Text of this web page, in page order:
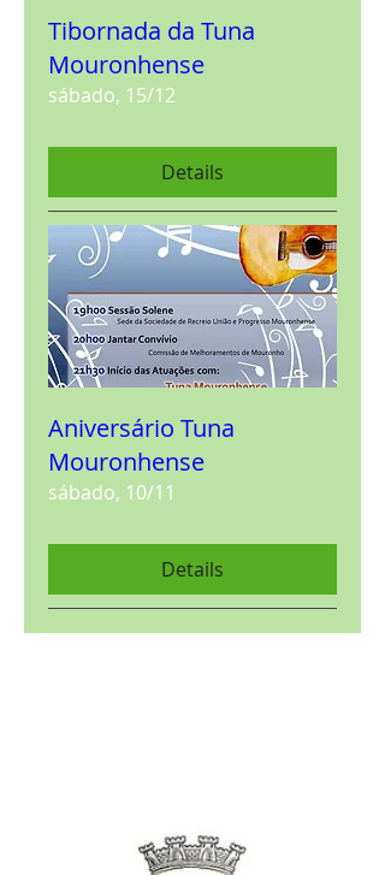
Tibornada da Tuna
Mouronhense
sábado, 15/12
Details
Aniversário Tuna
Mouronhense
sábado, 10/11
Details